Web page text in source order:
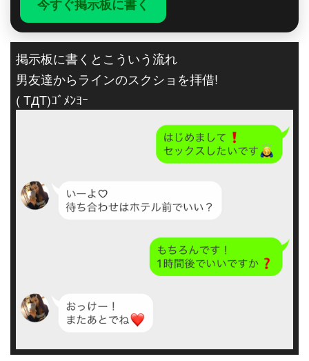
今すぐ掲示板に書く
掲示板に書くとこういう流れ
男友達からラインのスクショを拝借!
( TДT)ｺﾞﾒﾝﾖｰ